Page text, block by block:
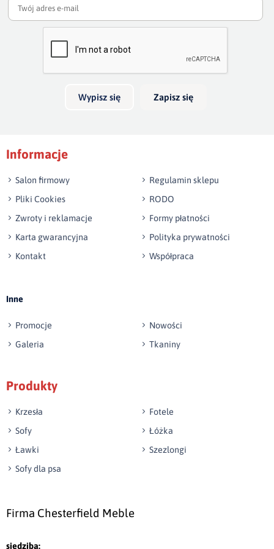
Twoja ocena
Bardzo dobry
Twoja opinia o produkcie
Wyślij opinię
Wypisz się Zapisz się
Informacje
Salon firmowy
Regulamin sklepu
Pliki Cookies
RODO
Zwroty i reklamacje
Formy płatności
Karta gwarancyjna
Polityka prywatności
Kontakt
Współpraca
Inne
Promocje
Nowości
Galeria
Tkaniny
Produkty
Krzesła
Fotele
Sofy
Łóżka
Ławki
Szezlongi
Sofy dla psa
Firma Chesterfield Meble
siedziba: